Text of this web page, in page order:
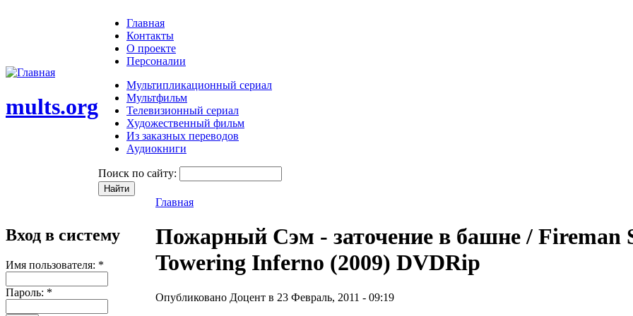
mults.org
Главная
Контакты
О проекте
Персоналии
Мультипликационный сериал
Мультфильм
Телевизионный сериал
Художественный фильм
Из заказных переводов
Аудиокниги
Поиск по сайту:
Вход в систему
Имя пользователя: *
Пароль: *
Главная
Пожарный Сэм - заточение в башне / Fireman
Towering Inferno (2009) DVDRip
Опубликовано Доцент в 23 Февраль, 2011 - 09:19